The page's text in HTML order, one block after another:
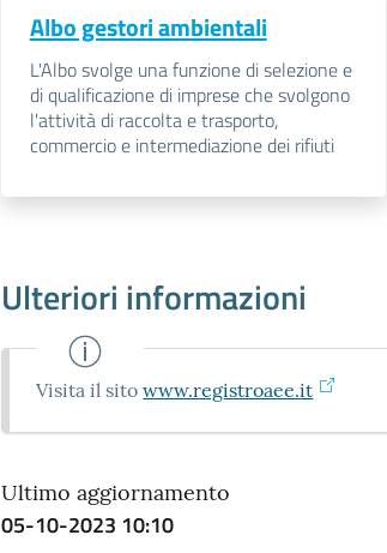
Albo gestori ambientali
L'Albo svolge una funzione di selezione e
di qualificazione di imprese che svolgono
l'attività di raccolta e trasporto,
commercio e intermediazione dei rifiuti
Ulteriori informazioni
Visita il sitowww.registroaee.it
Ultimo aggiornamento
05-10-2023 10:10